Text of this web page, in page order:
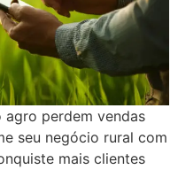
agro perdem vendas
seu negócio rural com
mais clientes